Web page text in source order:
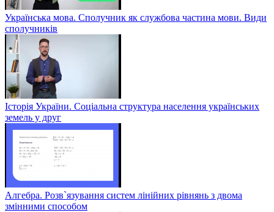
Українська мова. Сполучник як службова частина мови. Види
сполучників
Історія України. Соціальна структура населення українських
земель у друг
Алгебра. Розв`язування систем лінійних рівнянь з двома
змінними способом